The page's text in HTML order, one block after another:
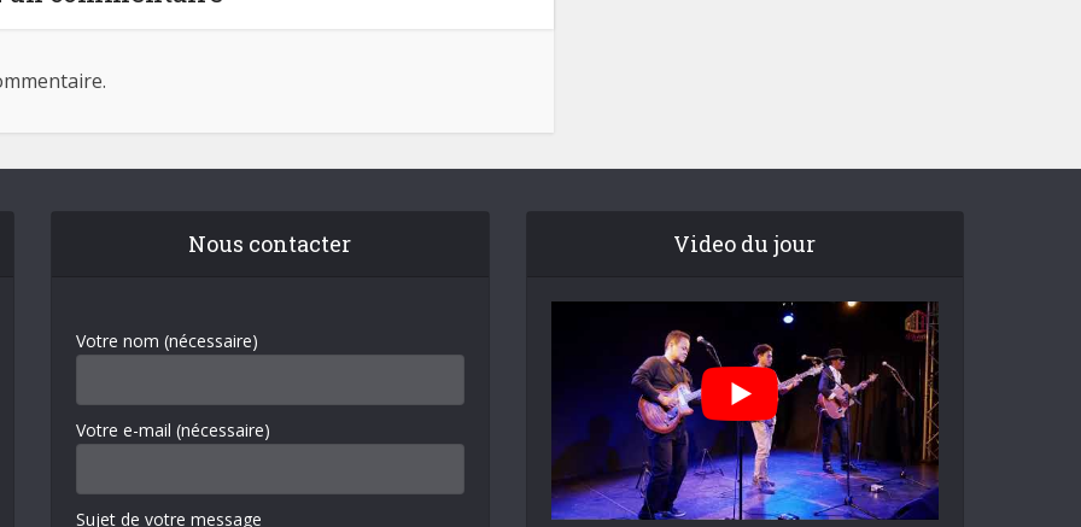
Nous contacter
Votre nom (nécessaire)
Votre e-mail (nécessaire)
Sujet de votre message
Video du jour